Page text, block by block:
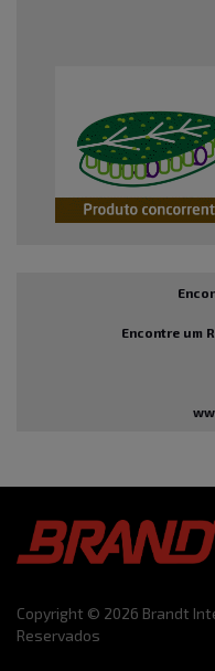
Encontre um
Copyright © 2026 Brandt
Reservados